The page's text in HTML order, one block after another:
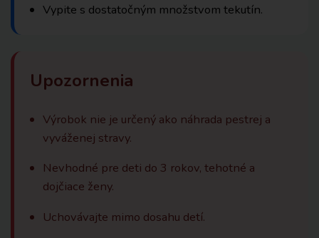
Vypite s dostatočným množstvom tekutín.
Upozornenia
Výrobok nie je určený ako náhrada pestrej a
vyváženej stravy.
Nevhodné pre deti do 3 rokov, tehotné a
dojčiace ženy.
Uchovávajte mimo dosahu detí.